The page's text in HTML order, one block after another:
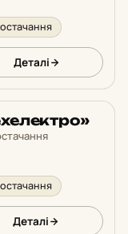
Деталі
Деталі